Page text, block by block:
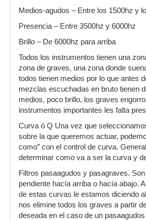
Medios-agudos – Entre los 1500hz y
Presencia – Entre 3500hz y 6000hz
Brillo – De 6000hz para arriba
Todos los instrumentos tienen una
zona de graves, una zona donde
todos tienen medios por lo que antes
mezclas escuchadas en bruto tienen
medios, poco brillo, los graves
instrumentos importantes les falta
Curva ó Q Una vez que
sobre la que queremos actuar,
como” con el control de curva.
determinar como va a ser la curva y
Filtros pasaagudos y pasagraves.
pendiente hacía arriba o hacía abajo.
de estas curvas le estamos diciendo
nos elimine todos los graves a partir
deseada en el caso de un